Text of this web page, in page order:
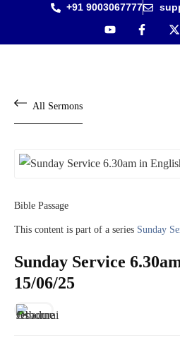
+91 9003067777
All Sermons
Bible Passage
This content is part of a series Sunday
Sunday Service
15/06/25